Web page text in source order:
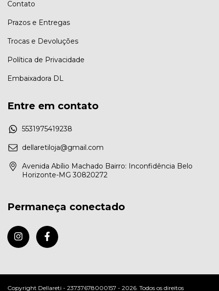
Contato
Prazos e Entregas
Trocas e Devoluções
Política de Privacidade
Embaixadora DL
Entre em contato
5531975419238
dellaretiloja@gmail.com
Avenida Abílio Machado Bairro: Inconfidência Belo
Horizonte-MG 30820272
Permaneça conectado
Copyright Dellareti - 23737678000157 - 2026. Todos os direitos